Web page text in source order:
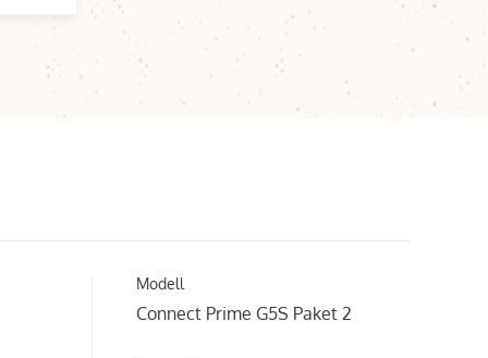
Modell
Connect Prime G5S Paket 2